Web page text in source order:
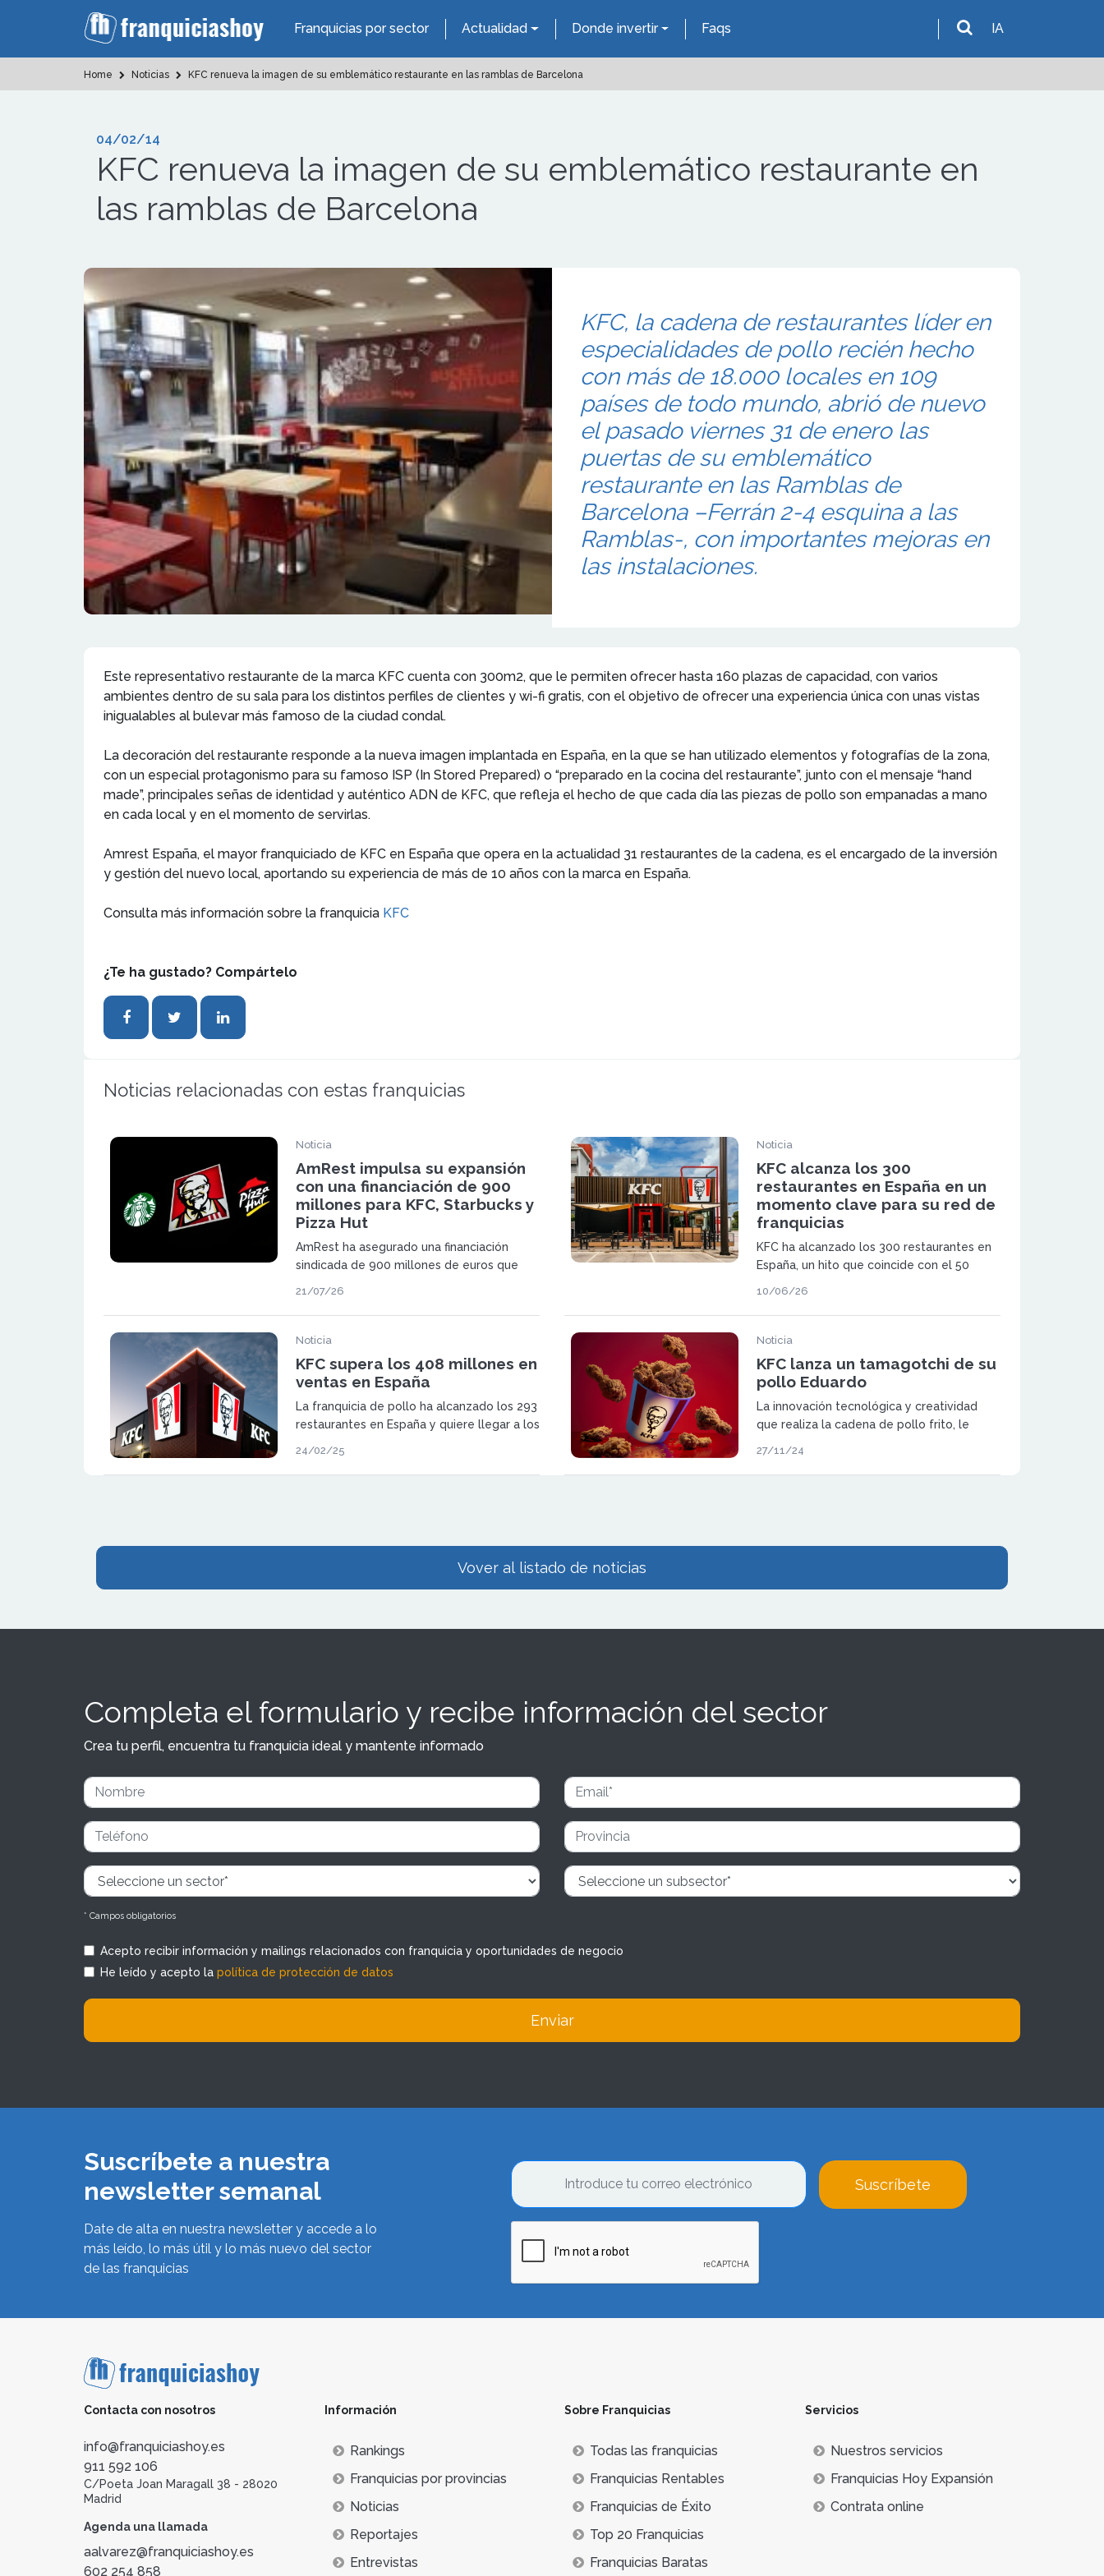
Franquicias por sector Actualidad Donde invertir Faqs IA
Home Noticias KFC renueva la imagen de su emblemático restaurante en las ramblas de Barcelona
04/02/14
KFC renueva la imagen de su emblemático restaurante en
las ramblas de Barcelona
KFC, la cadena de restaurantes líder en
especialidades de pollo recién hecho
con más de 18.000 locales en 109
países de todo mundo, abrió de nuevo
el pasado viernes 31 de enero las
puertas de su emblemático
restaurante en las Ramblas de
Barcelona –Ferrán 2-4 esquina a las
Ramblas-, con importantes mejoras en
las instalaciones.
Este representativo restaurante de la marca KFC cuenta con 300m2, que le permiten ofrecer hasta 160 plazas de capacidad, con varios
ambientes dentro de su sala para los distintos perfiles de clientes y wi-fi gratis, con el objetivo de ofrecer una experiencia única con unas vistas
inigualables al bulevar más famoso de la ciudad condal.
La decoración del restaurante responde a la nueva imagen implantada en España, en la que se han utilizado elementos y fotografías de la zona,
con un especial protagonismo para su famoso ISP (In Stored Prepared) o “preparado en la cocina del restaurante”, junto con el mensaje “hand
made”, principales señas de identidad y auténtico ADN de KFC, que refleja el hecho de que cada día las piezas de pollo son empanadas a mano
en cada local y en el momento de servirlas.
Amrest España, el mayor franquiciado de KFC en España que opera en la actualidad 31 restaurantes de la cadena, es el encargado de la inversión
y gestión del nuevo local, aportando su experiencia de más de 10 años con la marca en España.
Consulta más información sobre la franquicia KFC
¿Te ha gustado? Compártelo
Noticias relacionadas con estas franquicias
Noticia
AmRest impulsa su expansión
con una financiación de 900
millones para KFC, Starbucks y
Pizza Hut
AmRest ha asegurado una financiación
sindicada de 900 millones de euros que
como KFC, Starbucks y Pizza Hut.
21/07/26
Noticia
KFC alcanza los 300
restaurantes en España en un
momento clave para su red de
franquicias
KFC ha alcanzado los 300 restaurantes en
España, un hito que coincide con el 50
en el mercado español y consolidando su
modelo de franquicia.
10/06/26
Noticia
KFC supera los 408 millones en
ventas en España
La franquicia de pollo ha alcanzado los 293
restaurantes en España y quiere llegar a los
24/02/25
Noticia
KFC lanza un tamagotchi de su
pollo Eduardo
La innovación tecnológica y creatividad
que realiza la cadena de pollo frito, le
27/11/24
Vover al listado de noticias
Completa el formulario y recibe información del sector
Crea tu perfil, encuentra tu franquicia ideal y mantente informado
* Campos obligatorios
Acepto recibir información y mailings relacionados con franquicia y oportunidades de negocio
He leído y acepto la política de protección de datos
Enviar
Suscríbete a nuestra
newsletter semanal
Date de alta en nuestra newsletter y accede a lo
más leído, lo más útil y lo más nuevo del sector
de las franquicias
Suscríbete
Contacta con nosotros
info@franquiciashoy.es
911 592 106
C/Poeta Joan Maragall 38 - 28020
Madrid
Agenda una llamada
aalvarez@franquiciashoy.es
602 254 858
Información
Rankings
Franquicias por provincias
Noticias
Reportajes
Entrevistas
Sobre Franquicias
Todas las franquicias
Franquicias Rentables
Franquicias de Éxito
Top 20 Franquicias
Franquicias Baratas
Servicios
Nuestros servicios
Franquicias Hoy Expansión
Contrata online